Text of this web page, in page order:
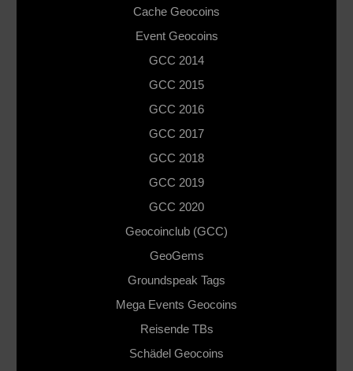
Cache Geocoins
Event Geocoins
GCC 2014
GCC 2015
GCC 2016
GCC 2017
GCC 2018
GCC 2019
GCC 2020
Geocoinclub (GCC)
GeoGems
Groundspeak Tags
Mega Events Geocoins
Reisende TBs
Schädel Geocoins